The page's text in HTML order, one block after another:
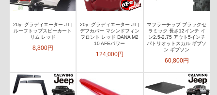
20y- グラディエーター JT |
ルーフトップスピーカート
リム レッド
8,800円
20y- グラディエーター JT |
デフカバー マシンドフィン
フロント レッド DANA M2
10 AFEパワー
124,000円
マフラーチップ ブラックセ
ラミック 長さ12インチ イ
ン2.5-2.75 アウト5インチ
パトリオットスカル ギブソ
ン ギブソン
60,800円